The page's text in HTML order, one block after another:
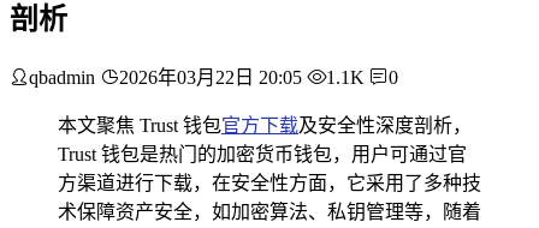
剖析
qbadmin 2026年03月22日 20:05 1.1K 0
本文聚焦 Trust 钱包官方下载及安全性深度剖析，
Trust 钱包是热门的加密货币钱包，用户可通过官
方渠道进行下载，在安全性方面，它采用了多种技
术保障资产安全，如加密算法、私钥管理等，随着